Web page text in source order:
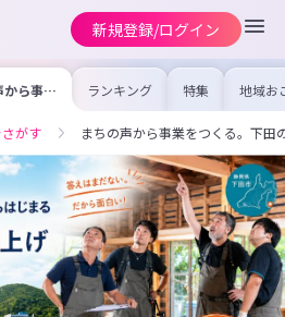
新規登録/ログイン
から事業
下田の
げメン
ランキング 特集 地域お
の求
を集め
事内
を比較
合った
けよう
がす まちの声から事業をつくる。下